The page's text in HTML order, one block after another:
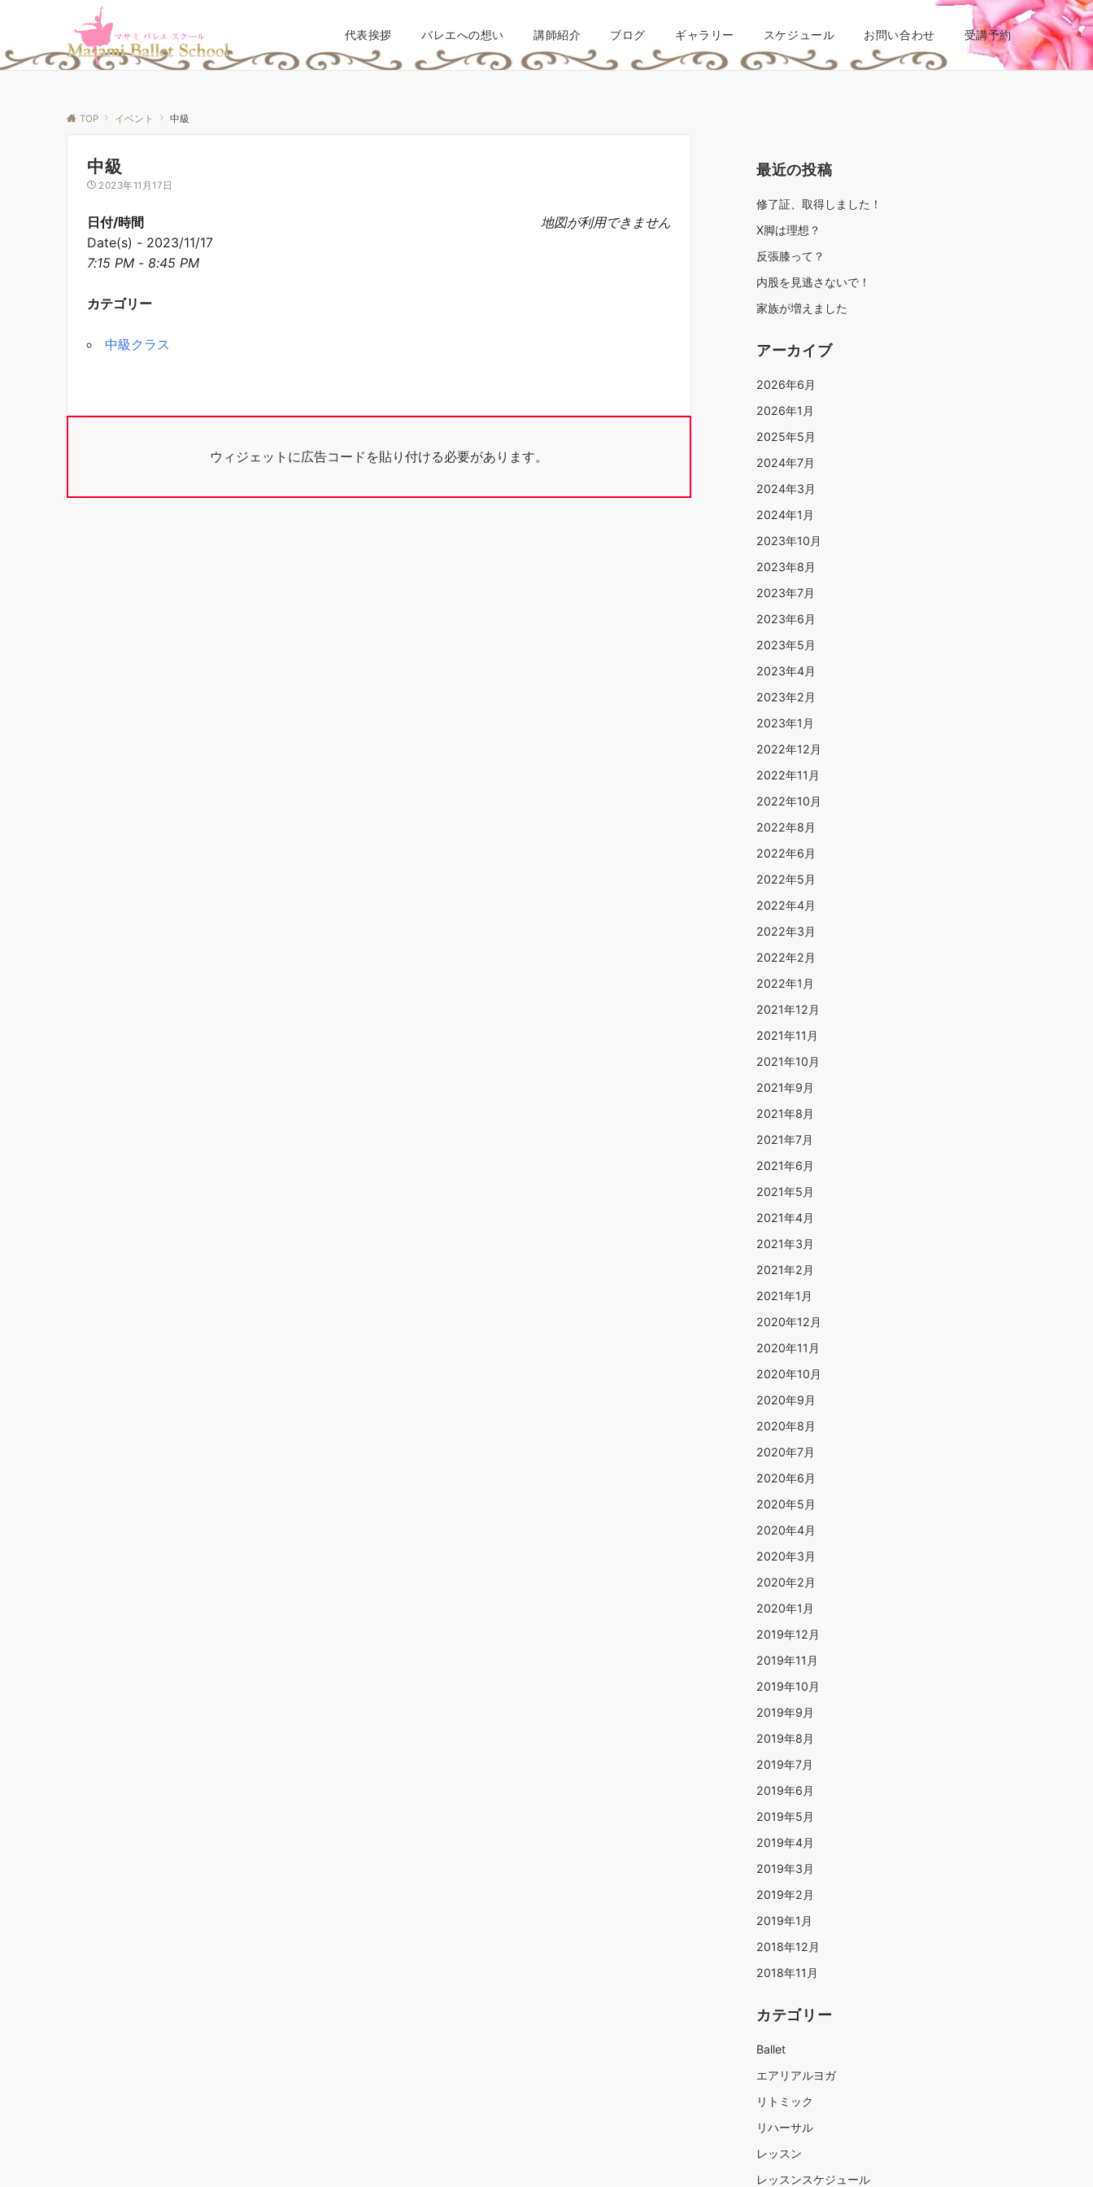
代表挨拶 バレエへの想い 講師紹介 ブログ ギャラリー スケジュール お問い合わせ 受講予約
TOP イベント 中級
中級
2023年11月17日
地図が利用できません
日付/時間
Date(s) - 2023/11/17
7:15 PM - 8:45 PM
カテゴリー
中級クラス
ウィジェットに広告コードを貼り付ける必要があります。
最近の投稿
修了証、取得しました！
X脚は理想？
反張膝って？
内股を見逃さないで！
家族が増えました
アーカイブ
2026年6月
2026年1月
2025年5月
2024年7月
2024年3月
2024年1月
2023年10月
2023年8月
2023年7月
2023年6月
2023年5月
2023年4月
2023年2月
2023年1月
2022年12月
2022年11月
2022年10月
2022年8月
2022年6月
2022年5月
2022年4月
2022年3月
2022年2月
2022年1月
2021年12月
2021年11月
2021年10月
2021年9月
2021年8月
2021年7月
2021年6月
2021年5月
2021年4月
2021年3月
2021年2月
2021年1月
2020年12月
2020年11月
2020年10月
2020年9月
2020年8月
2020年7月
2020年6月
2020年5月
2020年4月
2020年3月
2020年2月
2020年1月
2019年12月
2019年11月
2019年10月
2019年9月
2019年8月
2019年7月
2019年6月
2019年5月
2019年4月
2019年3月
2019年2月
2019年1月
2018年12月
2018年11月
カテゴリー
Ballet
エアリアルヨガ
リトミック
リハーサル
レッスン
レッスンスケジュール